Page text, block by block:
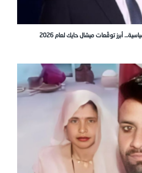
أبرز توقّعات ميشال حايك لعام 2026